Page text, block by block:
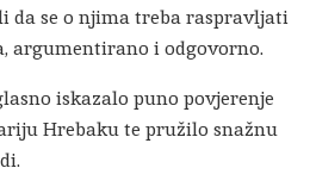
da se o njima treba raspravljati
argumentirano i odgovorno.
iskazalo puno povjerenje
Hrebaku te pružilo snažnu